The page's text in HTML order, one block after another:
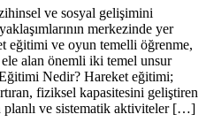
ve sosyal gelişimini
merkezinde yer
eğitimi ve oyun temelli öğrenme,
alan önemli iki temel unsur
Nedir? Hareket eğitimi;
fiziksel kapasitesini geliştiren
planlı ve sistematik aktiviteler […]